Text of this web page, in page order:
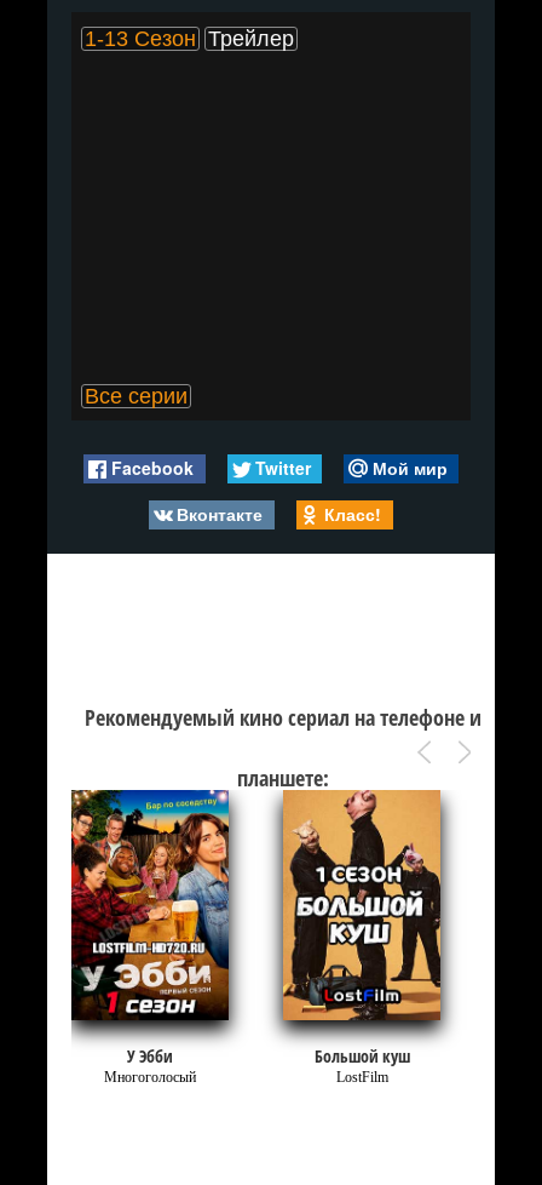
1-13 Сезон Трейлер
Все серии
Facebook Twitter
Мой мир
Вконтакте
Класс!
Рекомендуемый кино сериал на телефоне и
планшете:
У Эбби
Многоголосый
Большой куш
LostFilm